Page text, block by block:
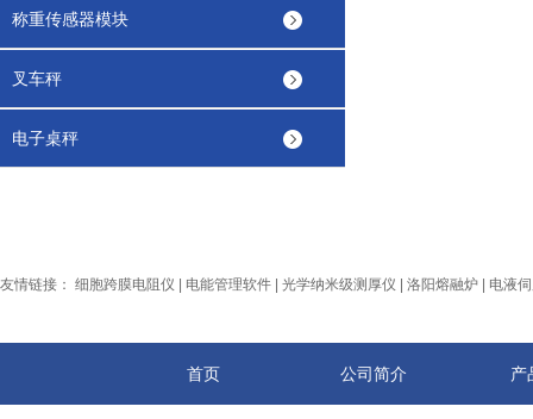
称重传感器模块
叉车秤
电子桌秤
友情链接： 细胞跨膜电阻仪 电能管理软件 光学纳米级测厚仪 洛阳熔融炉 电液
首页 公司简介 产